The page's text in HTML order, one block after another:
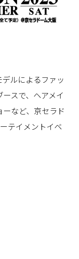
ルによるファッ
スで、ヘアメイ
など、京セラド
テイメントイベ